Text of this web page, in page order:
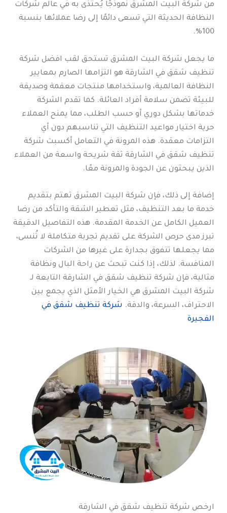
من شركة البيت المشرق نموذجًا يُحتذى به في عالم شركات
النظافة الحديثة التي تسعى دائمًا إلى رضا عملائها بنسبة
100%.
ما يجعل شركة البيت المشرق تستحق لقب افضل شركة
تنظيف شقق في الشارقة هو التزامها الصارم بمعايير
النظافة العالمية، واستخدامها منتجات معقمة وصديقة
للبيئة تضمن سلامة أفراد العائلة. كما تقدم الشركة
خدماتها بشكل دوري أو حسب الطلب، مما يمنح العملاء
حرية اختيار مواعيد التنظيف التي تناسبهم دون أي
التزامات معقدة. هذه المرونة في التعامل أكسبت شركة
تنظيف شقق في الشارقة ثقة شريحة واسعة من العملاء
الذين يبحثون عن الجودة والمرونة معًا.
إضافة إلى ذلك، فإن شركة البيت المشرق تهتم بتقديم
خدمة ما بعد التنظيف، مثل تعطير الشقة والتأكد من رضا
العميل الكامل عن الخدمة المقدمة. هذه التفاصيل الدقيقة
تبرز مدى حرص الشركة على تقديم تجربة متكاملة لا تُنسى،
مما يجعلها تتفوق بجدارة على غيرها من الشركات
المنافسة. لذلك، إذا كنت تبحث عن راحة البال ونظافة
مثالية، فإن شركة تنظيف شقق في الشارقة التابعة لـ
شركة البيت المشرق هي الخيار الأمثل الذي يجمع بين
الاحتراف، السرعة، والدقة. شركة تنظيف شقق في
الفجيرة
ارخص شركة تنظيف شقق في الشارقة